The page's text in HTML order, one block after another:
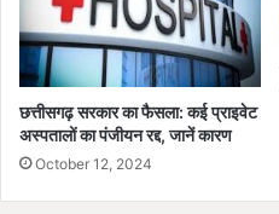
छत्तीसगढ़ सरकार का फैसला: कई प्राइवेट
अस्पतालों का पंजीयन रद्द, जानें कारण
October 12, 2024